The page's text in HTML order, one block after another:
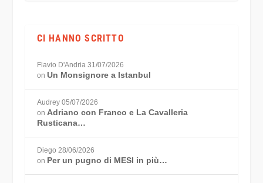
CI HANNO SCRITTO
Flavio D'Andria 31/07/2026
on Un Monsignore a Istanbul
Audrey 05/07/2026
on Adriano con Franco e La Cavalleria
Rusticana…
Diego 28/06/2026
on Per un pugno di MESI in più…